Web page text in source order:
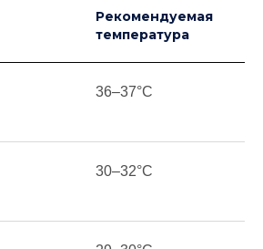
Рекомендуемая
температура
36–37°C
30–32°C